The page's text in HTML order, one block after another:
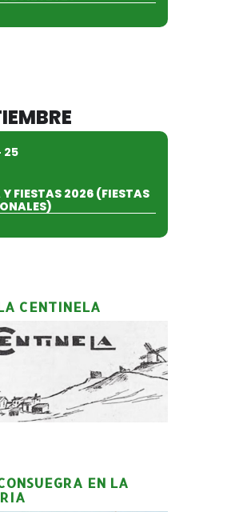
25
Y FIESTAS 2026 (FIESTAS
CENTINELA
EN LA